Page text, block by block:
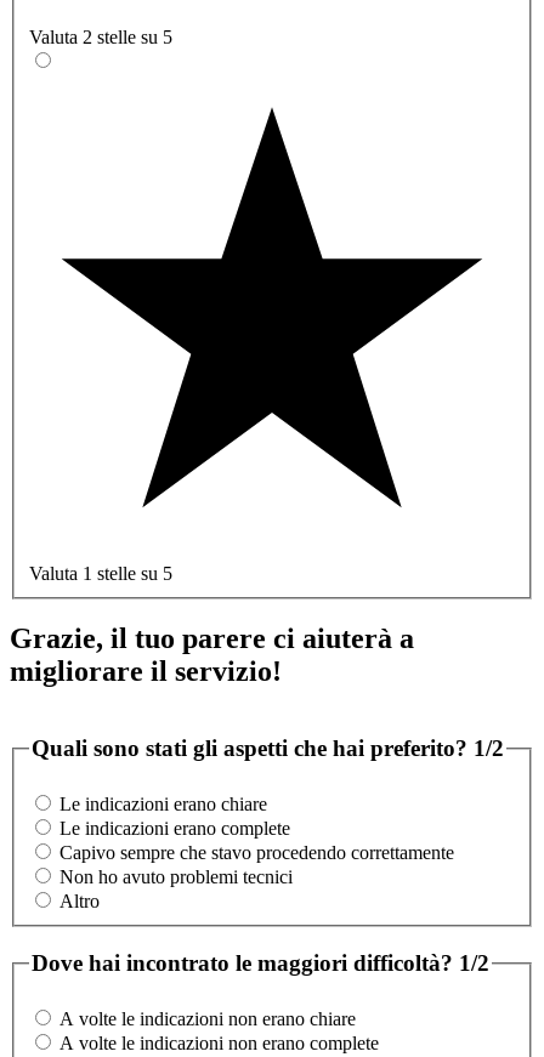
Valuta 2 stelle su 5
Valuta 1 stelle su 5
Grazie, il tuo parere ci aiuterà a
migliorare il servizio!
Quali sono stati gli aspetti che hai preferito? 1/2
Le indicazioni erano chiare
Le indicazioni erano complete
Capivo sempre che stavo procedendo correttamente
Non ho avuto problemi tecnici
Altro
Dove hai incontrato le maggiori difficoltà? 1/2
A volte le indicazioni non erano chiare
A volte le indicazioni non erano complete